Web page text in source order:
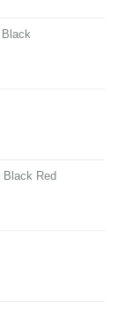
Black
Black Red